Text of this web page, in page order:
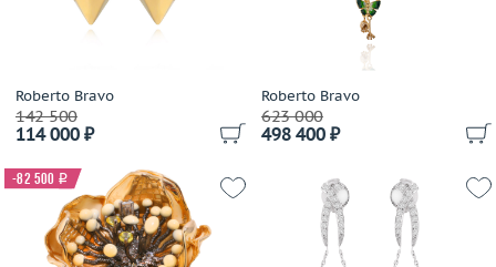
Chimento
Coaro
Constantin Artmayer
Crivelli
Dada Arrigoni
Damas
Roberto Bravo
142 500
114 000 ₽
Roberto Bravo
623 000
498 400 ₽
-82 500 i